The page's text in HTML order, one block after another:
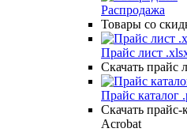
Распродажа
Товары со
Прайс лист
Скачать прайс
Прайс каталог
Скачать прайс-
Acrobat